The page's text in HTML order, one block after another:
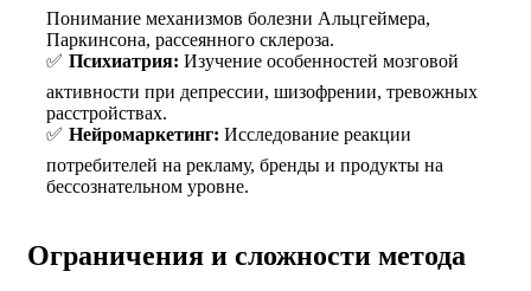
Понимание механизмов болезни Альцгеймера,
Паркинсона, рассеянного склероза.
Психиатрия: Изучение особенностей мозговой
активности при депрессии, шизофрении, тревожных
расстройствах.
Нейромаркетинг: Исследование реакции
потребителей на рекламу, бренды и продукты на
бессознательном уровне.
Ограничения и сложности метода